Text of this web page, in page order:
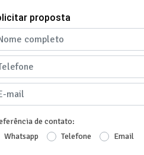
proposta
de contato:
Whatsapp
Telefone Email